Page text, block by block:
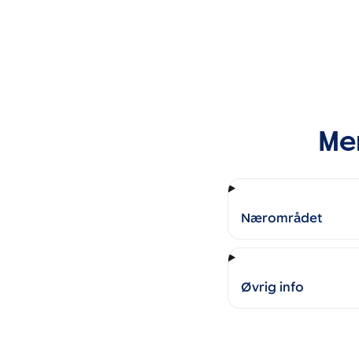
Nærområdet
Øvrig info